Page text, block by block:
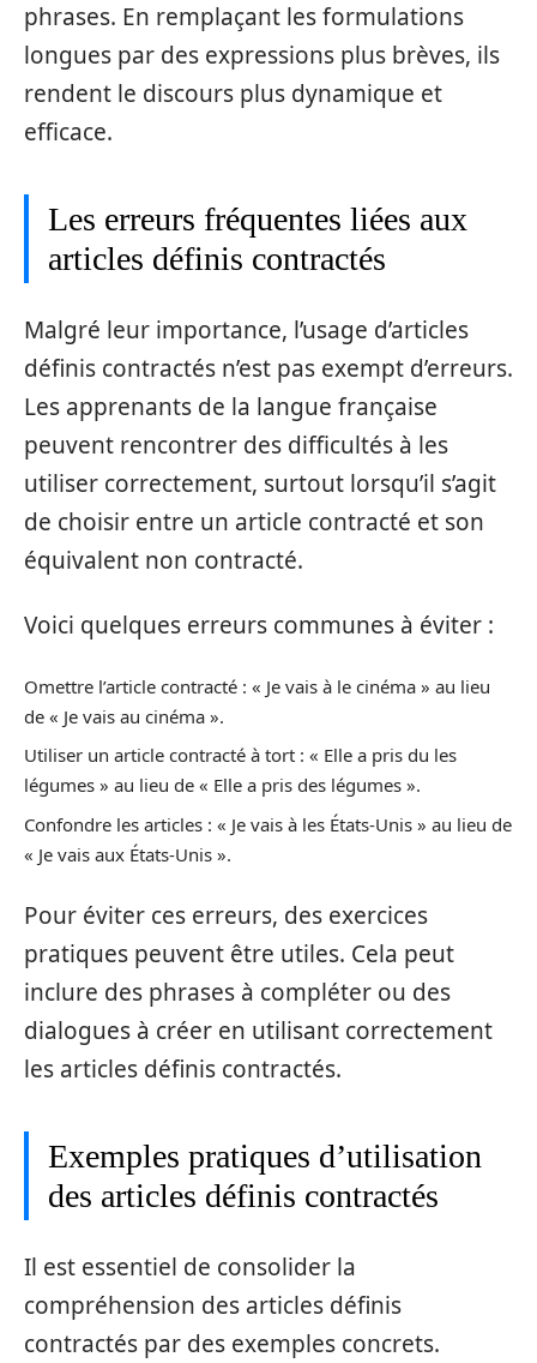
phrases. En remplaçant les formulations
longues par des expressions plus brèves, ils
rendent le discours plus dynamique et
efficace.
Les erreurs fréquentes liées aux
articles définis contractés
Malgré leur importance, l’usage d’articles
définis contractés n’est pas exempt d’erreurs.
Les apprenants de la langue française
peuvent rencontrer des difficultés à les
utiliser correctement, surtout lorsqu’il s’agit
de choisir entre un article contracté et son
équivalent non contracté.
Voici quelques erreurs communes à éviter :
Omettre l’article contracté : « Je vais à le cinéma » au lieu
de « Je vais au cinéma ».
Utiliser un article contracté à tort : « Elle a pris du les
légumes » au lieu de « Elle a pris des légumes ».
Confondre les articles : « Je vais à les États-Unis » au lieu de
« Je vais aux États-Unis ».
Pour éviter ces erreurs, des exercices
pratiques peuvent être utiles. Cela peut
inclure des phrases à compléter ou des
dialogues à créer en utilisant correctement
les articles définis contractés.
Exemples pratiques d’utilisation
des articles définis contractés
Il est essentiel de consolider la
compréhension des articles définis
contractés par des exemples concrets.